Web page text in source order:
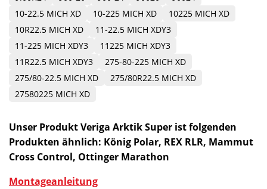
10-22.5 MICH XD
10-225 MICH XD
10225 MICH XD
10R22.5 MICH XD
11-22.5 MICH XDY3
11-225 MICH XDY3
11225 MICH XDY3
11R22.5 MICH XDY3
275-80-225 MICH XD
275/80-22.5 MICH XD
275/80R22.5 MICH XD
27580225 MICH XD
Unser Produkt Veriga Arktik Super ist folgenden
Produkten ähnlich: König Polar, REX RLR, Mammut
Cross Control, Ottinger Marathon
Montageanleitung